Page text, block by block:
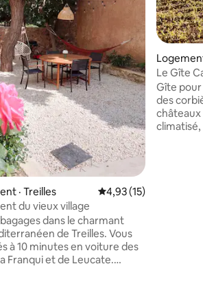
· Treilles Note moyenne de
4,93 (15)
du vieux village
dans le charmant
de Treilles. Vous
à 10 minutes en voiture des
Franqui et de Leucate.
Le Gîte
Gîte
des
climatisé,